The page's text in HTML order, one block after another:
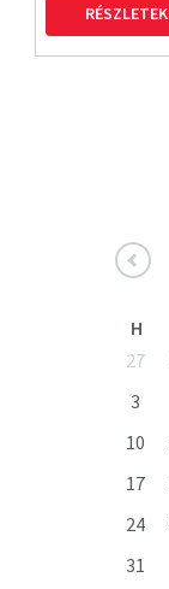
RÉSZLETEK
H
27
3
10
17
24
31